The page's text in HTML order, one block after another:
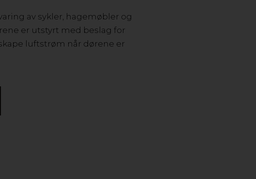
av sykler, hagemøbler og
er utstyrt med beslag for
luftstrøm når dørene er